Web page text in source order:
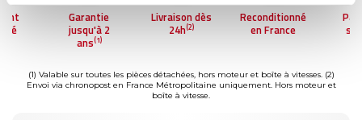
Garantie
jusqu'à 2
ans(1)
Livraison dès
24h(2)
Reconditionné
en France
(1) Valable sur toutes les pièces détachées, hors moteur et boîte à vitesses. (2)
Envoi via chronopost en France Métropolitaine uniquement. Hors moteur et
boîte à vitesse.